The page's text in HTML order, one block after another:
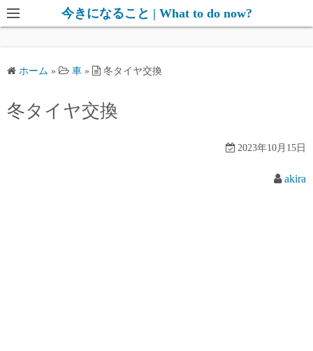
コ
ン
ス
今きになること | What to do now?
ホーム » 車 » 冬タイヤ交換
冬タイヤ交換
2023年10月15日
akira